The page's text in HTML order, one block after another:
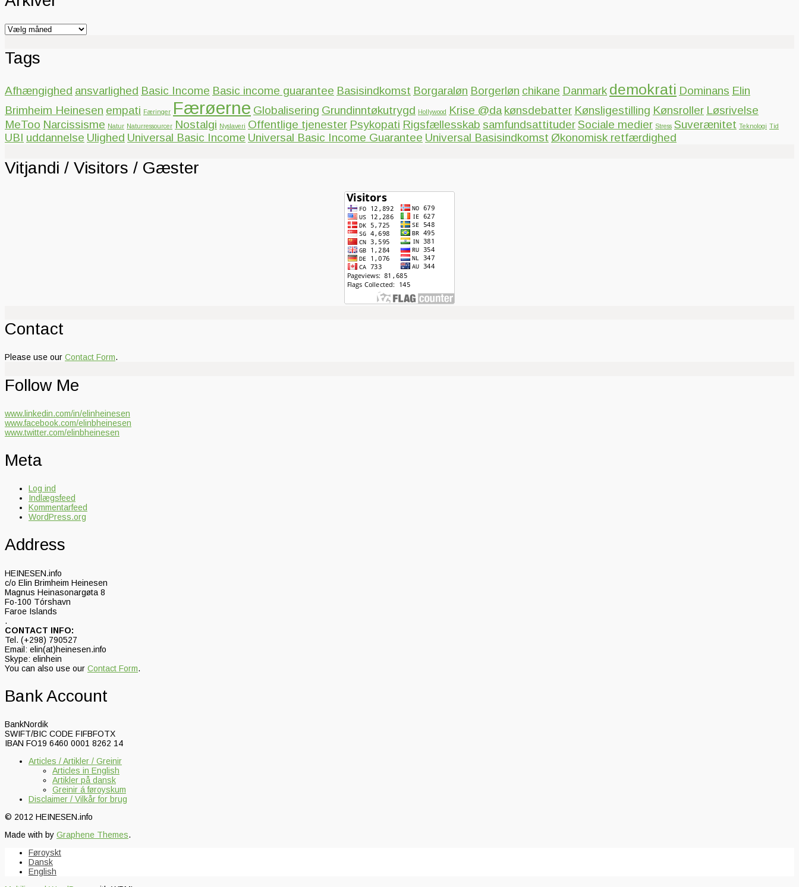
Arkiver
Tags
Afhængighed ansvarlighed Basic Income Basic income guarantee Basisindkomst Borgaraløn Borgerløn chikane Danmark demokrati Dominans Elin
Brimheim Heinesen empati Færinger Færøerne Globalisering Grundinntøkutrygd Hollywood Krise @da kønsdebatter Kønsligestilling Kønsroller Løsrivelse
MeToo Narcissisme Natur Naturressourcer Nostalgi Nyslaveri Offentlige tjenester Psykopati Rigsfællesskab samfundsattituderSociale medier Stress Suverænitet Teknologi Tid
UBI uddannelse Ulighed Universal Basic Income Universal Basic Income Guarantee Universal Basisindkomst Økonomisk retfærdighed
Vitjandi / Visitors / Gæster
Contact
Please use our Contact Form.
Follow Me
www.linkedin.com/in/elinheinesen
www.facebook.com/elinbheinesen
www.twitter.com/elinbheinesen
Meta
Log ind
Indlægsfeed
Kommentarfeed
WordPress.org
Address
HEINESEN.info
c/o Elin Brimheim Heinesen
Magnus Heinasonargøta 8
Fo-100 Tórshavn
Faroe Islands
.
CONTACT INFO:
Tel. (+298) 790527
Email: elin(at)heinesen.info
Skype: elinhein
You can also use our Contact Form.
Bank Account
BankNordik
SWIFT/BIC CODE FIFBFOTX
IBAN FO19 6460 0001 8262 14
Articles / Artikler / Greinir
Articles in English
Artikler på dansk
Greinir á føroyskum
Disclaimer / Vilkår for brug
© 2012 HEINESEN.info
Made with by Graphene Themes.
Føroyskt
Dansk
English